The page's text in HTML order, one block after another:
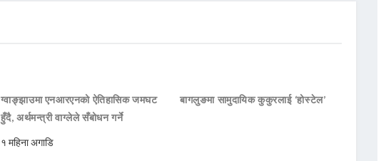
ग्वाङ्झाउमा एनआरएनको ऐतिहासिक जमघट
हुँदै, अर्थमन्त्री वाग्लेले सँबोधन गर्ने
१ महिना अगाडि
बागलुङमा सामुदायिक कुकुरलाई ‘होस्टेल’